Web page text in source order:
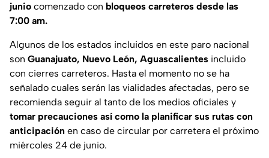
junio comenzado con bloqueos carreteros desde las
7:00 am.
Algunos de los estados incluidos en este paro nacional
son Guanajuato, Nuevo León, Aguascalientes incluido
con cierres carreteros. Hasta el momento no se ha
señalado cuales serán las vialidades afectadas, pero se
recomienda seguir al tanto de los medios oficiales y
tomar precauciones así como la planificar sus rutas con
anticipación en caso de circular por carretera el próximo
miércoles 24 de junio.